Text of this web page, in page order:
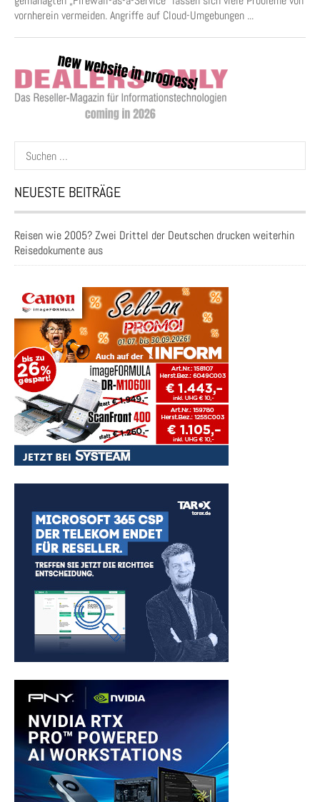
vornherein vermeiden. Angriffe auf Cloud-Umgebungen ...
Suchen
nach:
NEUESTE BEITRÄGE
Reisen wie 2005? Zwei Drittel der Deutschen drucken weiterhin
Reisedokumente aus